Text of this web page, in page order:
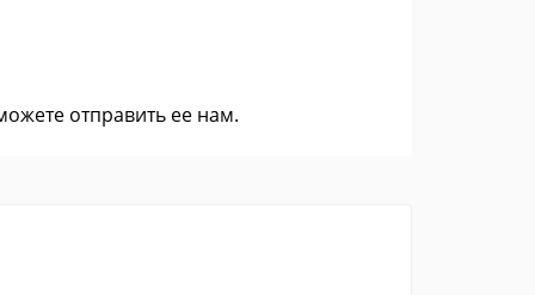
отправить ее нам.